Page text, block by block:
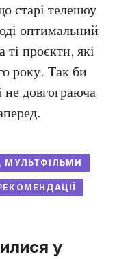
старі телешоу
оптимальний
ті проєкти, які
року. Так би
не довгограюча
МУЛЬТФІЛЬМИ
у